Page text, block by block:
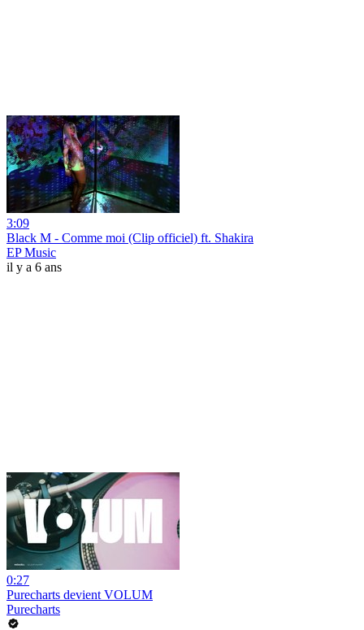
3:09
Black M - Comme moi (Clip officiel) ft. Shakira
EP Music
il y a 6 ans
0:27
Purecharts devient VOLUM
Purecharts